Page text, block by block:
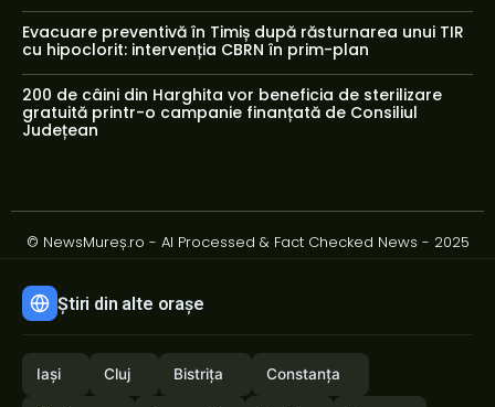
Evacuare preventivă în Timiș după răsturnarea unui TIR
cu hipoclorit: intervenția CBRN în prim-plan
200 de câini din Harghita vor beneficia de sterilizare
gratuită printr-o campanie finanțată de Consiliul
Județean
© NewsMureș.ro - AI Processed & Fact Checked News - 2025
Știri din alte orașe
Iași Cluj Bistrița Constanța